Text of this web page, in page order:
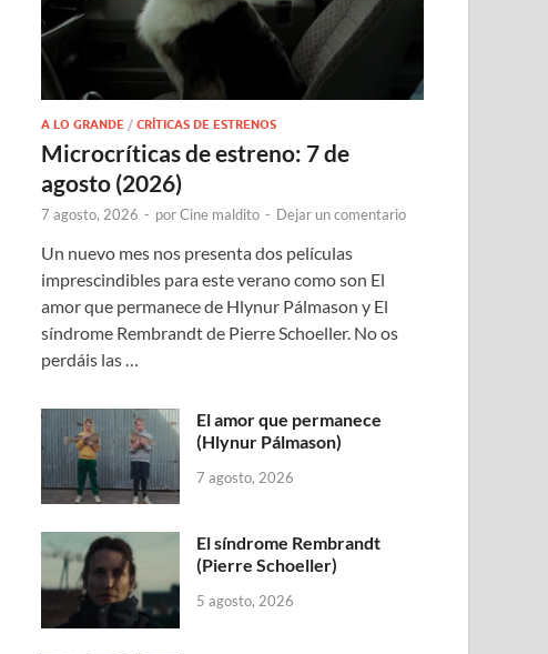
A LO GRANDE /CRÍTICAS DE ESTRENOS
Microcríticas de estreno: 7 de
agosto (2026)
7 agosto, 2026 - porCine maldito - Dejar un comentario
Un nuevo mes nos presenta dos películas
imprescindibles para este verano como son El
amor que permanece de Hlynur Pálmason y El
síndrome Rembrandt de Pierre Schoeller. No os
perdáis las …
El amor que permanece
(Hlynur Pálmason)
7 agosto, 2026
El síndrome Rembrandt
(Pierre Schoeller)
5 agosto, 2026